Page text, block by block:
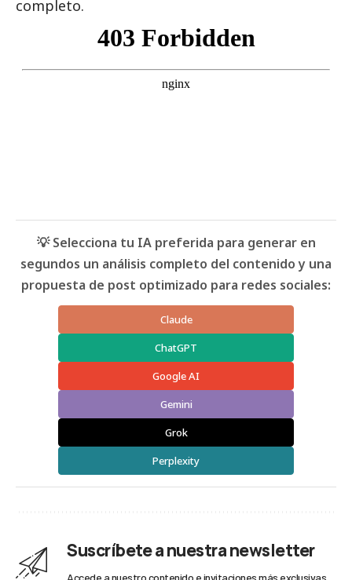
completo.
💡 Selecciona tu IA preferida para generar en
segundos un análisis completo del contenido y una
propuesta de post optimizado para redes sociales:
Claude
ChatGPT
Google AI
Gemini
Grok
Perplexity
Suscríbete a nuestra newsletter